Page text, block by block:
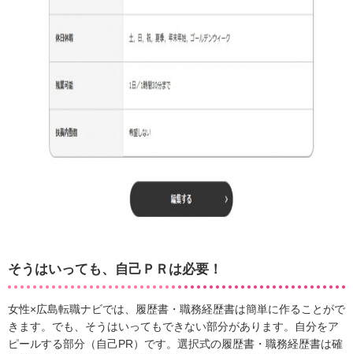
そうはいっても、自己ＰＲは必要！
女性×広島転職ナビでは、履歴書・職務経歴書は簡単に作ることがで
きます。でも、そうはいってもできない部分があります。自分をア
ピールする部分（自己PR）です。選択式の履歴書・職務経歴書は確